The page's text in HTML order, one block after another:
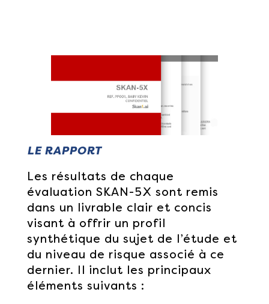
LE RAPPORT
Les résultats de chaque
évaluation SKAN-5X sont remis
dans un livrable clair et concis
visant à offrir un profil
synthétique du sujet de l’étude et
du niveau de risque associé à ce
dernier. Il inclut les principaux
éléments suivants :